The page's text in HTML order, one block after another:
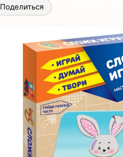
Поделиться